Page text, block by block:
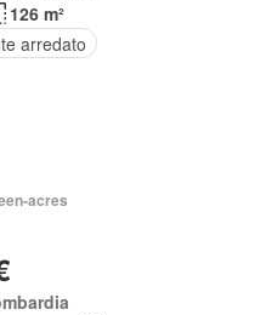
126 m²
arredato
acres